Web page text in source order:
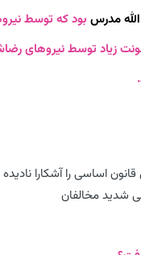
مدرس بود که توسط
زیاد توسط نیروهای
اساسی را آشکارا
شدید مخالفان